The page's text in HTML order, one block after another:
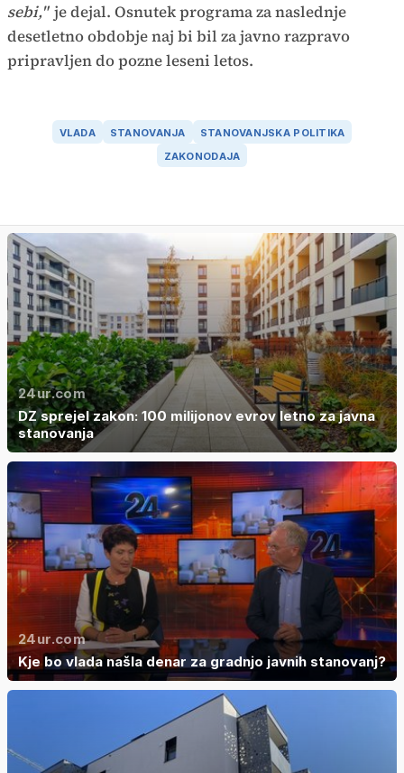
sebi," je dejal. Osnutek programa za naslednje
desetletno obdobje naj bi bil za javno razpravo
pripravljen do pozne leseni letos.
VLADA STANOVANJA
STANOVANJSKA POLITIKA
ZAKONODAJA
24ur.com
DZ sprejel zakon: 100 milijonov evrov letno za javna
stanovanja
24ur.com
Kje bo vlada našla denar za gradnjo javnih stanovanj?